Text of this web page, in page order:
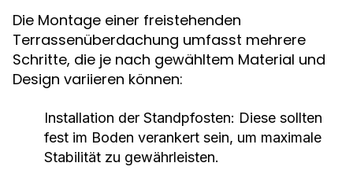
Die Montage einer freistehenden
Terrassenüberdachung umfasst mehrere
Schritte, die je nach gewähltem Material und
Design variieren können:
Installation der Standpfosten: Diese sollten
fest im Boden verankert sein, um maximale
Stabilität zu gewährleisten.